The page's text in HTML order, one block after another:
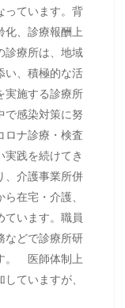
っています。背
化、診療報酬上
療所は、地域
い、積極的な活
実施する診療所
で感染対策に努
ロナ診療・検査
践を続けてき
、介護事業所併
在宅・介護、
ています。職員
などで診療所研
。 医師体制上
ていますが、